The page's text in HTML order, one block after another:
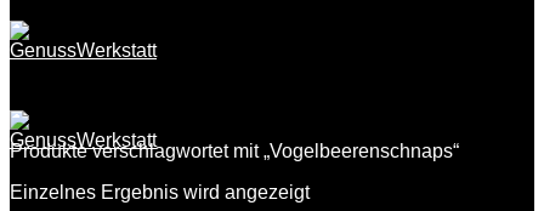
Produkte verschlagwortet mit „Vogelbeerenschnaps“
Einzelnes Ergebnis wird angezeigt